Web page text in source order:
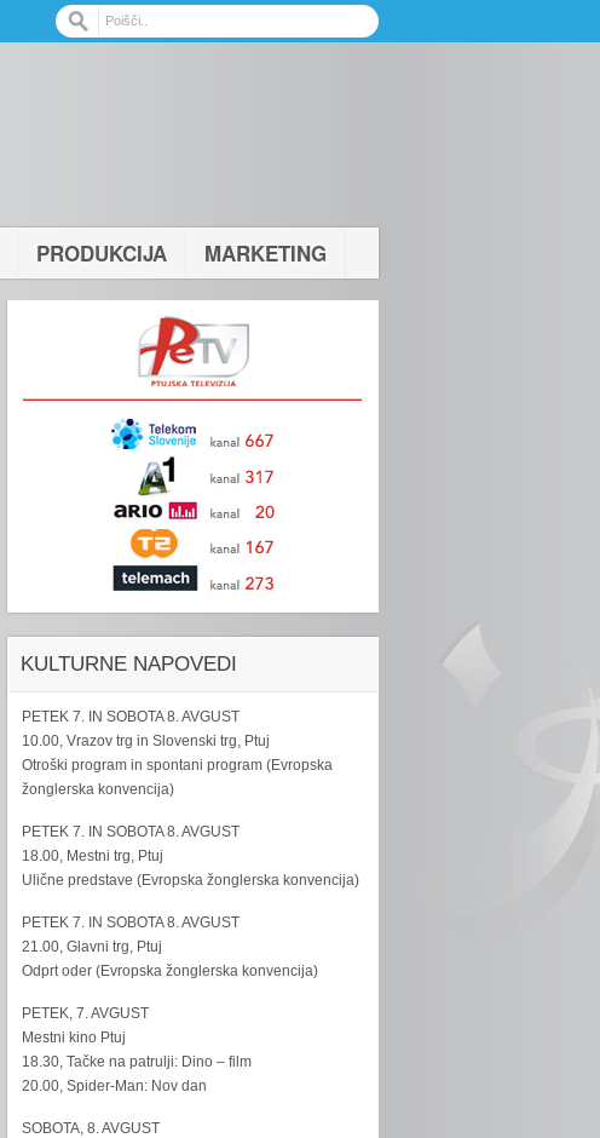
PRODUKCIJA MARKETING
KULTURNE NAPOVEDI
PETEK 7. IN SOBOTA 8. AVGUST
10.00, Vrazov trg in Slovenski trg, Ptuj
Otroški program in spontani program (Evropska
žonglerska konvencija)
PETEK 7. IN SOBOTA 8. AVGUST
18.00, Mestni trg, Ptuj
Ulične predstave (Evropska žonglerska konvencija)
PETEK 7. IN SOBOTA 8. AVGUST
21.00, Glavni trg, Ptuj
Odprt oder (Evropska žonglerska konvencija)
PETEK, 7. AVGUST
Mestni kino Ptuj
18.30, Tačke na patrulji: Dino – film
20.00, Spider-Man: Nov dan
SOBOTA, 8. AVGUST